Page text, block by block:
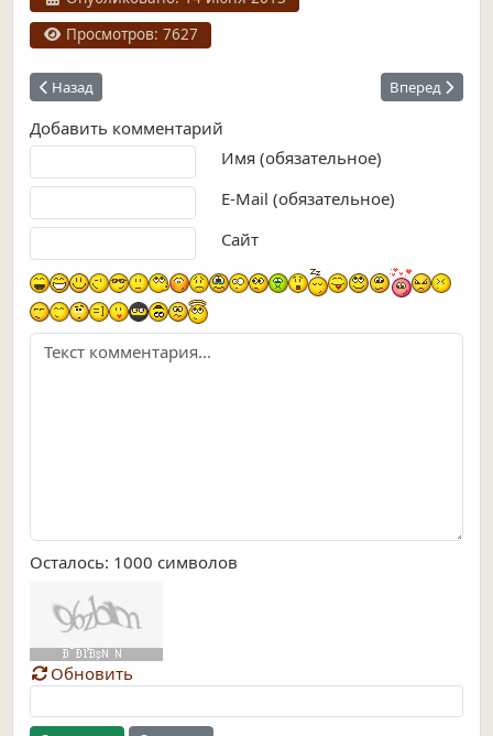
Просмотров: 7627
Предыдущий: Улица Луначарского
Назад Следующий:
Вперед
Добавить комментарий
Имя (обязательное)
E-Mail (обязательное)
Сайт
Осталось: 1000 символов
Обновить